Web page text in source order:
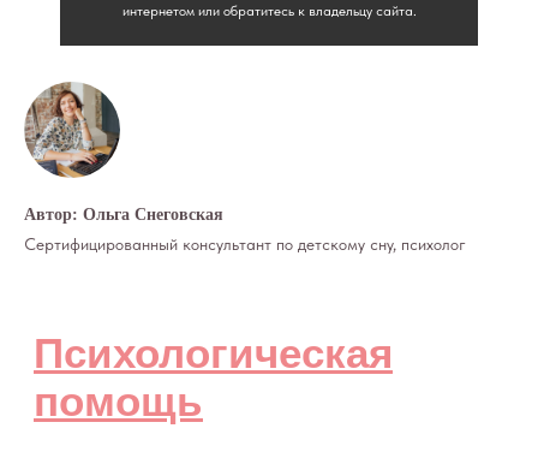
интернетом или обратитесь к владельцу сайта.
Автор: Ольга Снеговская
Сертифицированный консультант по детскому сну, психолог
ИП Снеговская
sos@o-sne.online
Видео
с письменного разрешения автора
и с обязательным указанием гиперссылки
на источник o-sne.online.
Материалы, представленные на этом сайте, носят
исключительно информационно-образовательный